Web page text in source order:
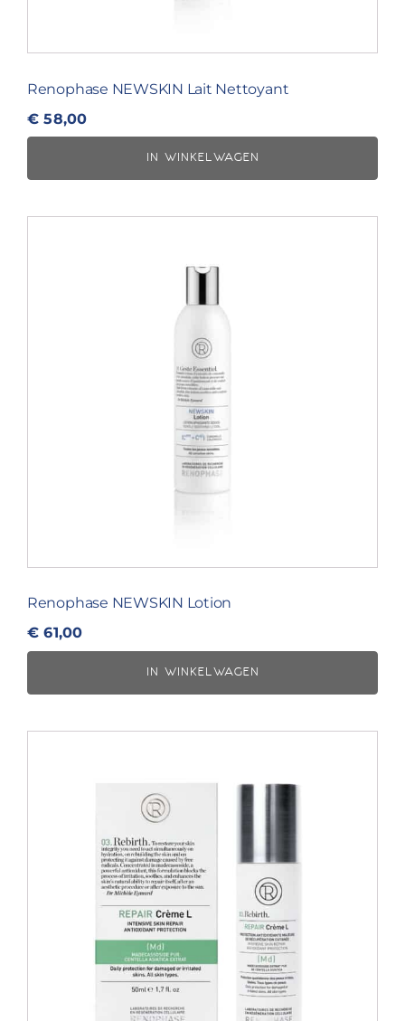
Renophase NEWSKIN Lait Nettoyant
€ 58,00
IN WINKELWAGEN
Renophase NEWSKIN Lotion
€ 61,00
IN WINKELWAGEN